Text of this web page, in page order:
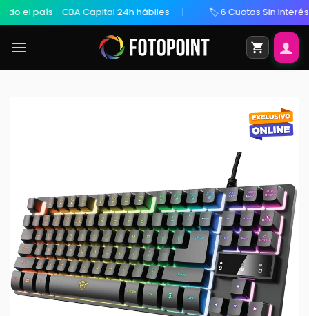
país - CBA Capital 24h hábiles 🏷️ 6 Cuotas Sin Interés /